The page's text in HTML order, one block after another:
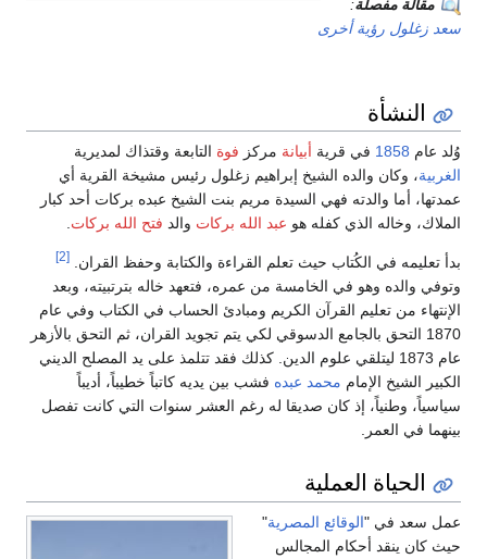
مقالة مفصلة:
سعد زغلول رؤية أخرى
النشأة
وُلد عام 1858 في قرية أبيانة مركز فوة التابعة وقتذاك لمديرية
الغربية، وكان والده الشيخ إبراهيم زغلول رئيس مشيخة القرية أي
عمدتها، أما والدته فهي السيدة مريم بنت الشيخ عبده بركات أحد كبار
الملاك، وخاله الذي كفله هو عبد الله بركات والد فتح الله بركات.
بدأ تعليمه في الكُتاب حيث تعلم القراءة والكتابة وحفظ القران. [2]
وتوفي والده وهو في الخامسة من عمره، فتعهد خاله بترتبيته، وبعد
الإنتهاء من تعليم القرآن الكريم ومبادئ الحساب في الكتاب وفي عام
1870 التحق بالجامع الدسوقي لكي يتم تجويد القران، ثم التحق بالأزهر
عام 1873 ليتلقي علوم الدين. كذلك فقد تتلمذ على يد المصلح الديني
الكبير الشيخ الإمام محمد عبده فشب بين يديه كاتباً خطيباً، أديباً
سياسياً، وطنياً، إذ كان صديقا له رغم العشر سنوات التي كانت تفصل
بينهما في العمر.
الحياة العملية
عمل سعد في "الوقائع المصرية"
حيث كان ينقد أحكام المجالس